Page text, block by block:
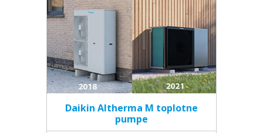
Daikin Altherma M toplotne
pumpe